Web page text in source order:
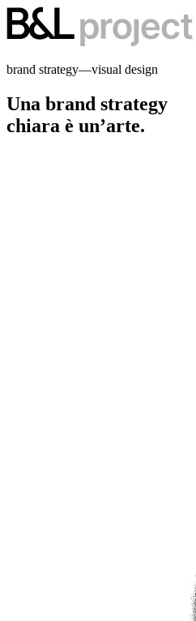
brand strategy―visual design
Una brand strategy
chiara è un’arte.